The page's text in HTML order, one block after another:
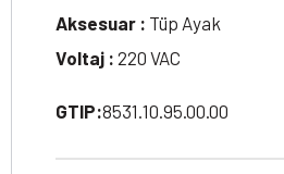
Aksesuar : Tüp Ayak
Voltaj : 220 VAC
GTIP:8531.10.95.00.00